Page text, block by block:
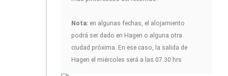
Nota: en algunas fechas, el alojamiento
podrá ser dado en Hagen o alguna otra
ciudad próxima. En ese caso, la salida de
Hagen el miércoles será a las 07.30 hrs